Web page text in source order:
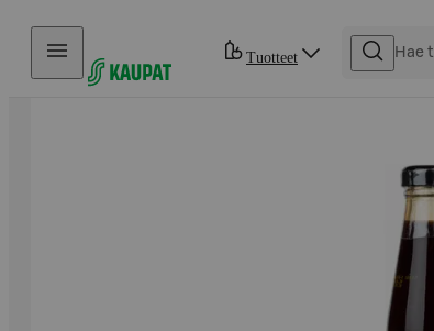
Hyppää sisältöön
Tuotteet